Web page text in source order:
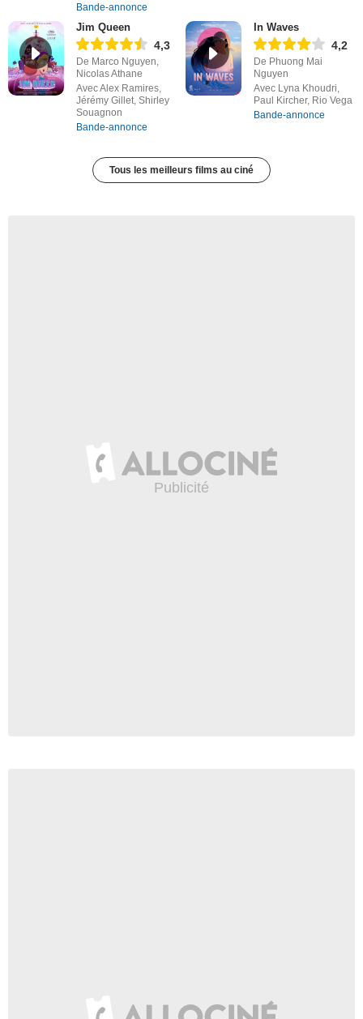
Bande-annonce
Jim Queen
4,3
De Marco Nguyen,
Nicolas Athane
Avec Alex Ramires,
Jérémy Gillet, Shirley
Souagnon
Bande-annonce
In Waves
4,2
De Phuong Mai
Nguyen
Avec Lyna Khoudri,
Paul Kircher, Rio Vega
Bande-annonce
Tous les meilleurs films au ciné